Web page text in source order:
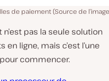
de paiement (Source de
pas la seule solution
ligne, mais c’est l’une
commencer.